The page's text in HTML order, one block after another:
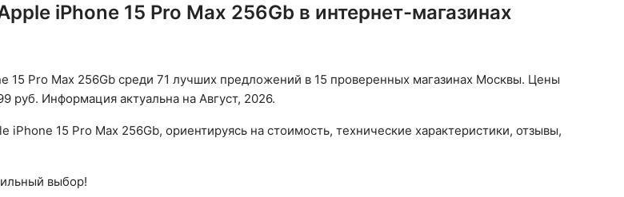
iPhone 15 Pro Max 256Gb в интернет-магазинах
15 Pro Max 256Gb среди 71 лучших предложений в 15 проверенных магазинах Москвы. Цены
руб. Информация актуальна на Август, 2026.
15 Pro Max 256Gb, ориентируясь на стоимость, технические характеристики, отзывы,
выбор!